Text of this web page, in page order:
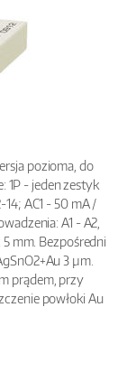
pozioma, do
1P - jeden zestyk
AC1 - 50 mA /
A1 - A2,
5 mm. Bezpośredni
3 µm.
prądem, przy
powłoki Au